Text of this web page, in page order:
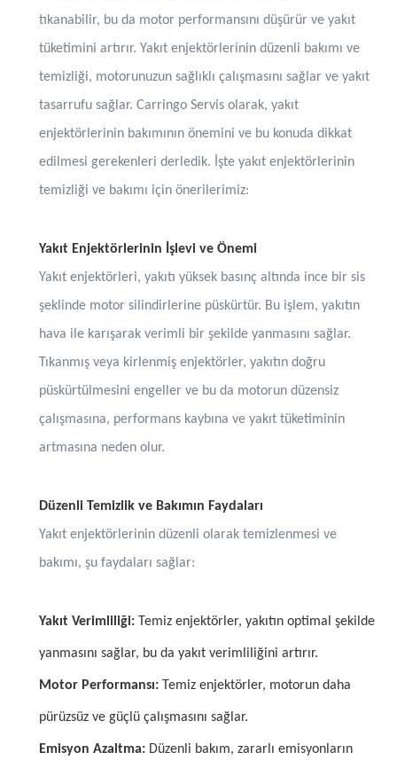
tıkanabilir, bu da motor performansını düşürür ve yakıt
tüketimini artırır. Yakıt enjektörlerinin düzenli bakımı ve
temizliği, motorunuzun sağlıklı çalışmasını sağlar ve yakıt
tasarrufu sağlar. Carringo Servis olarak, yakıt
enjektörlerinin bakımının önemini ve bu konuda dikkat
edilmesi gerekenleri derledik. İşte yakıt enjektörlerinin
temizliği ve bakımı için önerilerimiz:
Yakıt Enjektörlerinin İşlevi ve Önemi
Yakıt enjektörleri, yakıtı yüksek basınç altında ince bir sis
şeklinde motor silindirlerine püskürtür. Bu işlem, yakıtın
hava ile karışarak verimli bir şekilde yanmasını sağlar.
Tıkanmış veya kirlenmiş enjektörler, yakıtın doğru
püskürtülmesini engeller ve bu da motorun düzensiz
çalışmasına, performans kaybına ve yakıt tüketiminin
artmasına neden olur.
Düzenli Temizlik ve Bakımın Faydaları
Yakıt enjektörlerinin düzenli olarak temizlenmesi ve
bakımı, şu faydaları sağlar:
Yakıt Verimliliği: Temiz enjektörler, yakıtın optimal şekilde
yanmasını sağlar, bu da yakıt verimliliğini artırır.
Motor Performansı: Temiz enjektörler, motorun daha
pürüzsüz ve güçlü çalışmasını sağlar.
Emisyon Azaltma: Düzenli bakım, zararlı emisyonların